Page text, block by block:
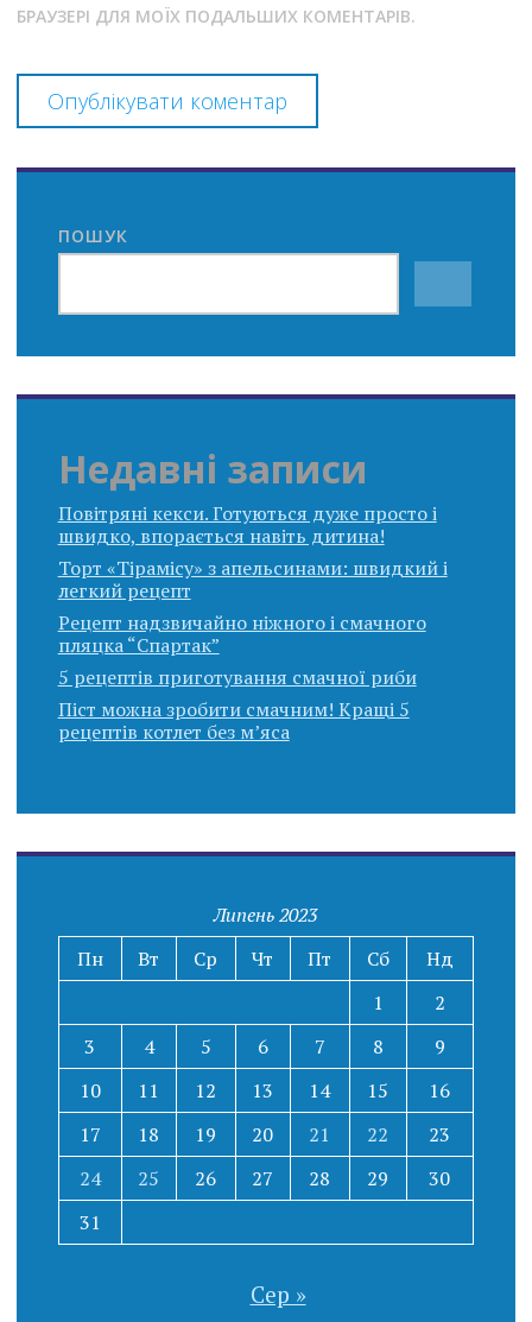
БРАУЗЕРІ ДЛЯ МОЇХ ПОДАЛЬШИХ КОМЕНТАРІВ.
ПОШУК
Недавні записи
Повітряні кекси. Готуються дуже просто і
швидко, впорається навіть дитина!
Торт «Тірамісу» з апельсинами: швидкий і
легкий рецепт
Рецепт надзвичайно ніжного і смачного
пляцка “Спартак”
5 рецептів приготування смачної риби
Піст можна зробити смачним! Кращі 5
рецептів котлет без м’яса
Липень 2023
Пн
Вт Ср Чт Пт Сб
Нд
1
2
3
4 5 6 7 8
9
10
11 12 13 14 15
16
17
18 19 20 21 22
23
24
25 26 27 28 29
30
31
Сер »